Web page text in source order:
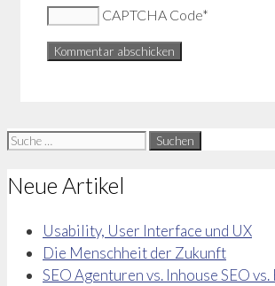
CAPTCHA Code*
Suche
Neue Artikel
Usability, User Interface und UX
Die Menschheit der Zukunft
SEO Agenturen vs. Inhouse SEO